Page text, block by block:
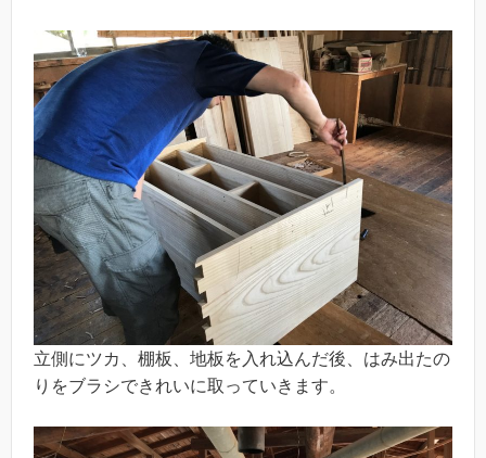
立側にツカ、棚板、地板を入れ込んだ後、はみ出たの
りをブラシできれいに取っていきます。